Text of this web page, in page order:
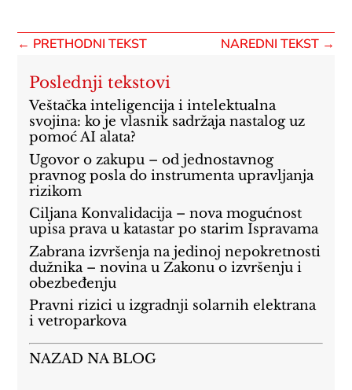
← PRETHODNI TEKST NAREDNI TEKST→
Poslednji tekstovi
Veštačka inteligencija i intelektualna
svojina: ko je vlasnik sadržaja nastalog uz
pomoć AI alata?
Ugovor o zakupu – od jednostavnog
pravnog posla do instrumenta upravljanja
rizikom
Ciljana Konvalidacija – nova mogućnost
upisa prava u katastar po starim Ispravama
Zabrana izvršenja na jedinoj nepokretnosti
dužnika – novina u Zakonu o izvršenju i
obezbeđenju
Pravni rizici u izgradnji solarnih elektrana
i vetroparkova
NAZAD NA BLOG